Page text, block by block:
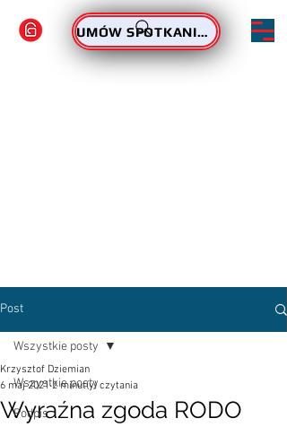
ZAMÓW PODPIS UMÓW SPOTKANIE - PODPIS
Post
Wszystkie posty
Podpis
Wszystkie posty
Wyraźna zgoda RODO
Krzysztof Dziemian
6 maj 2021 2 minut(y) czytania